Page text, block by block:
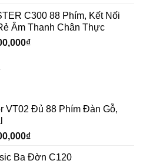
C300 88 Phím, Kết Nối
Âm Thanh Chân Thực
₫
VT02 Đủ 88 Phím Đàn Gỗ,
₫
Ba Đờn C120